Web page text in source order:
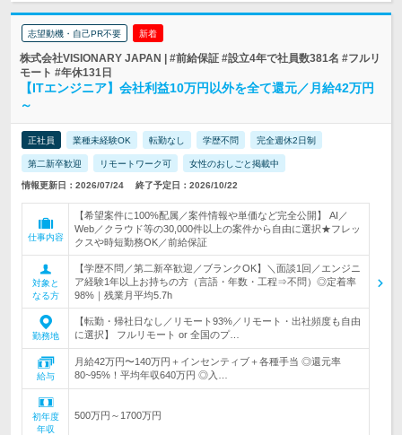
志望動機・自己PR不要 新着
株式会社VISIONARY JAPAN | #前給保証 #設立4年で社員数381名 #フルリ
モート #年休131日
【ITエンジニア】会社利益10万円以外を全て還元／月給42万円
～
正社員 業種未経験OK 転勤なし 学歴不問 完全週休2日制
第二新卒歓迎 リモートワーク可 女性のおしごと掲載中
情報更新日：2026/07/24 終了予定日：2026/10/22
仕事内容
【希望案件に100%配属／案件情報や単価など完全公開】 AI／
Web／クラウド等の30,000件以上の案件から自由に選択★フレッ
クスや時短勤務OK／前給保証
対象と
なる方
【学歴不問／第二新卒歓迎／ブランクOK】＼面談1回／エンジニ
ア経験1年以上お持ちの方（言語・年数・工程⇒不問）◎定着率
98%｜残業月平均5.7h
勤務地
【転勤・帰社日なし／リモート93%／リモート・出社頻度も自由
に選択】 フルリモート or 全国のプ…
給与
月給42万円〜140万円＋インセンティブ＋各種手当 ◎還元率
80~95%！平均年収640万円 ◎入…
初年度
年収
500万円～1700万円